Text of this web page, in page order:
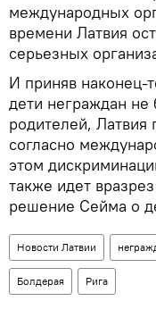
международных
времени Латвия
серьезных
И приняв наконец-
дети неграждан не
родителей, Латвия
согласно
этом
также идет
решение Сейма о
Новости Латвии
Болдерая Рига